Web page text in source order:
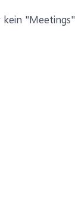
kein "Meetings"